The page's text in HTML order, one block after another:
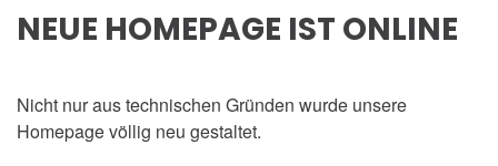
NEUE HOMEPAGE IST ONLINE
Nicht nur aus technischen Gründen wurde unsere
Homepage völlig neu gestaltet.